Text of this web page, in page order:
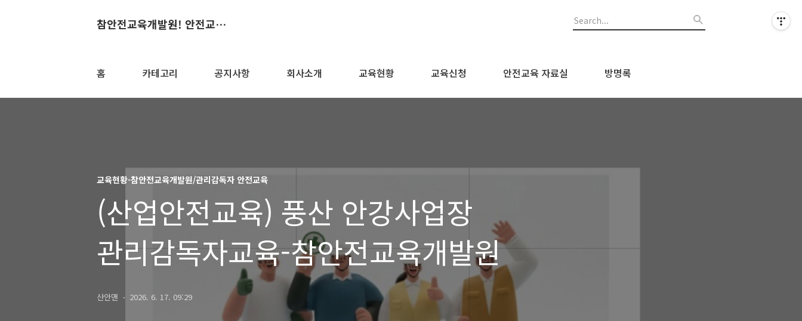
참안전교육개발원! 안전교육의 산실~
홈 카테고리 공지사항 회사소개 교육현황 교육신청 안전교육 자료실 방명록
교육현황-참안전교육개발원/관리감독자 안전교육
(산업안전교육) 풍산 안강사업장
관리감독자교육-참안전교육개발원
산안맨 2026. 6. 17. 09:29